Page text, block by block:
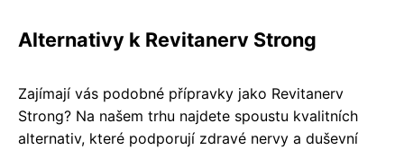
Alternativy k Revitanerv Strong
Zajímají vás podobné přípravky jako Revitanerv
Strong? Na našem trhu najdete spoustu kvalitních
alternativ, které podporují zdravé nervy a duševní